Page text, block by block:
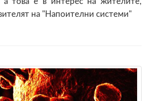
на "Напоителни системи"